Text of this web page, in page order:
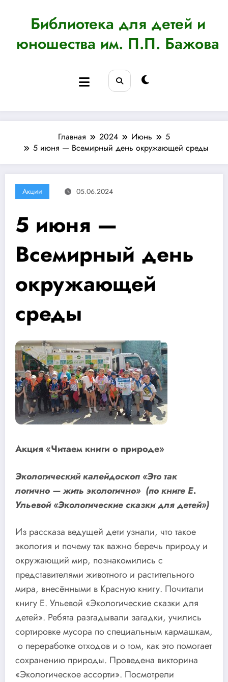
содержимомуБиблиотека для детей и
юношества им. П.П. Бажова
Главная 2024 Июнь
5
5 июня — Всемирный день окружающей среды
Акции 05.06.2024
5 июня —
Всемирный день
окружающей
среды
Акция «Читаем книги о природе»
Экологический калейдоскоп «Это так
логично — жить экологично» (по книге Е.
Ульевой «Экологические сказки для детей»)
Из рассказа ведущей дети узнали, что такое
экология и почему так важно беречь природу и
окружающий мир, познакомились с
представителями животного и растительного
мира, внесёнными в Красную книгу. Почитали
книгу Е. Ульевой «Экологические сказки для
детей». Ребята разгадывали загадки, учились
сортировке мусора по специальным кармашкам,
о переработке отходов и о том, как это помогает
сохранению природы. Проведена викторина
«Экологическое ассорти». Посмотрели